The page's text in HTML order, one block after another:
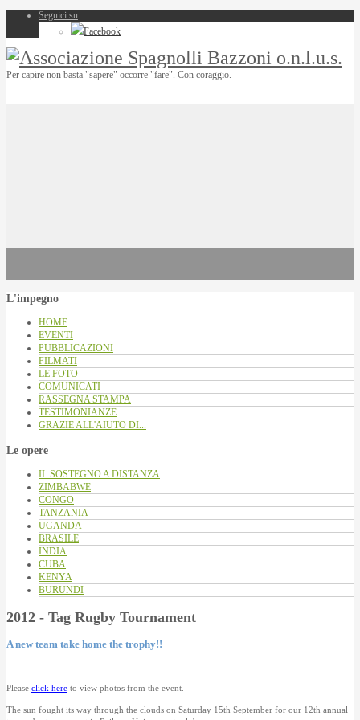
Seguici su
Facebook
Per capire non basta "sapere" occorre "fare". Con coraggio.
L'impegno
HOME
EVENTI
PUBBLICAZIONI
FILMATI
LE FOTO
COMUNICATI
RASSEGNA STAMPA
TESTIMONIANZE
GRAZIE ALL'AIUTO DI...
Le opere
IL SOSTEGNO A DISTANZA
ZIMBABWE
CONGO
TANZANIA
UGANDA
BRASILE
INDIA
CUBA
KENYA
BURUNDI
2012 - Tag Rugby Tournament
A new team take home the trophy!!
Please click here to view photos from the event.
The sun fought its way through the clouds on Saturday 15th September for our 12th annual